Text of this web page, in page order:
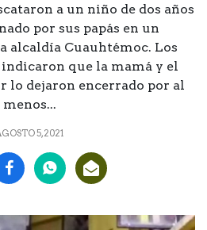
a un niño de dos años
por sus papás en un
alcaldía Cuauhtémoc. Los
que la mamá y el
lo dejaron encerrado por al
menos...
5, 2021